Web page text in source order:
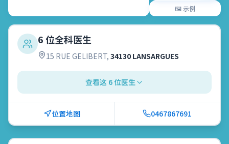
🖼️示例
6 位全科医生
15 RUE GELIBERT, 34130 LANSARGUES
查看这 6 位医生
位置地图 0467867691